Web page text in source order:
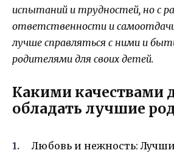
испытаний и трудностей, но с
ответственности и
лучше справляться с ними и
родителями для своих детей.
Какими качествами
обладать лучшие
Любовь и нежность: